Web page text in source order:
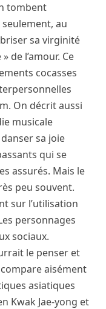
tombent
au
briser sa virginité
de l’amour. Ce
cocasses
On décrit aussi
musicale
sa joie
qui se
assurés. Mais le
peu souvent.
sur l’utilisation
personnages
sociaux.
le penser et
aisément
asiatiques
Kwak Jae-yong et